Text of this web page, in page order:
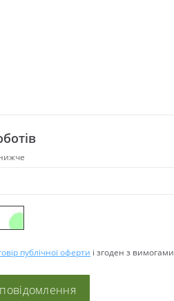
публічної оферти і згоден з вимогами